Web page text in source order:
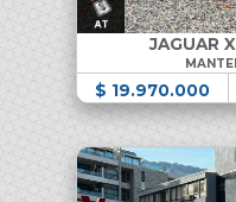
JAGUAR
$ 19.970.000